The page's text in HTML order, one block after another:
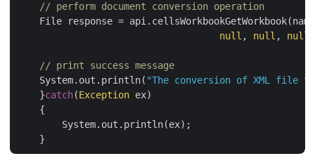
// perform document conversion operation
File response =
null , null , null
// print success message
    System.out.println(
"The conversion of XML file
    }
catch(Exception ex)
    {
        System.out.println(ex);